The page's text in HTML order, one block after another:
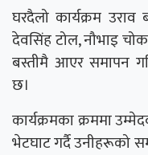
घरदैलो कार्यक्रम
देवसिंह टोल, नौभाइ चोक
बस्तीमै आएर समापन
छ।
कार्यक्रमका क्रममा
भेटघाट गर्दै उनीहरूको